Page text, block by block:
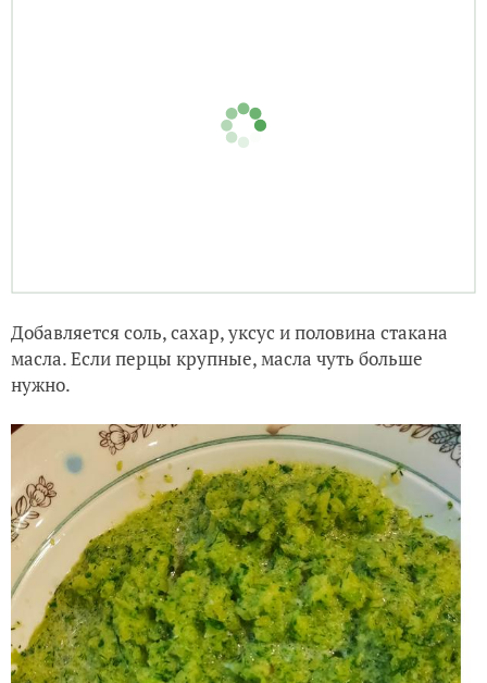
Добавляется соль, сахар, уксус и половина стакана
масла. Если перцы крупные, масла чуть больше
нужно.